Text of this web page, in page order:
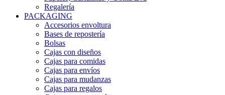
Regalería
PACKAGING
Accesorios envoltura
Bases de repostería
Bolsas
Cajas con diseños
Cajas para comidas
Cajas para envíos
Cajas para mudanzas
Cajas para regalos